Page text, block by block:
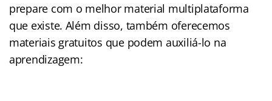
prepare com o melhor material multiplataforma
que existe. Além disso, também oferecemos
materiais gratuitos que podem auxiliá-lo na
aprendizagem: